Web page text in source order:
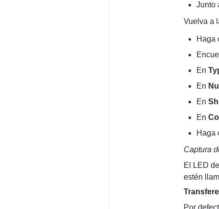
Junto
Vuelva a
Haga
En
En
En
En
Haga
Captura
El LED
estén